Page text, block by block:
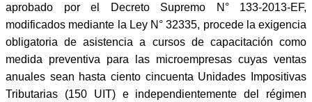
aprobado por el Decreto Supremo N° 133-2013-EF,
modificados mediante la Ley N° 32335, procede la exigencia
obligatoria de asistencia a cursos de capacitación como
medida preventiva para las microempresas cuyas ventas
anuales sean hasta ciento cincuenta Unidades Impositivas
Tributarias (150 UIT) e independientemente del régimen